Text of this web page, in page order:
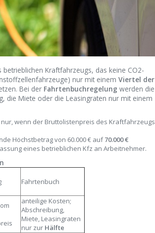
Kraftfahrzeugs, das keine CO2-
nur mit einem Viertel der
Bei der Fahrtenbuchregelung werden die
die Miete oder die Leasingraten nur mit einem
wenn der Bruttolistenpreis des Kraftfahrzeugs
Höchstbetrag von 60.000 € auf70.000 €
eines betrieblichen Kfz an Arbeitnehmer.
Fahrtenbuch
anteilige Kosten;
Abschreibung,
Miete, Leasingraten
nur zur Hälfte